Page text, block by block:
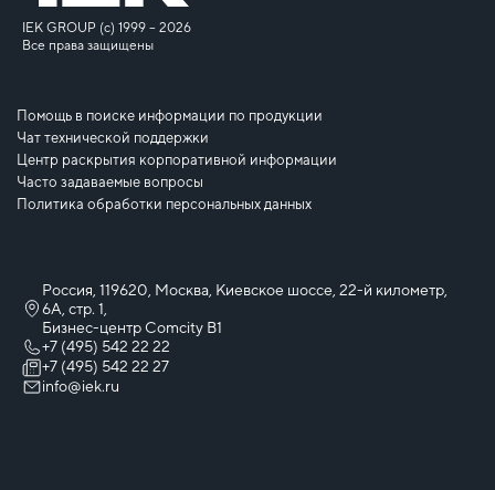
IEK GROUP (c) 1999 – 2026
Все права защищены
Помощь в поиске информации по продукции
Чат технической поддержки
Центр раскрытия корпоративной информации
Часто задаваемые вопросы
Политика обработки персональных данных
Россия, 119620, Москва, Киевское шоссе, 22-й километр,
6А, стр. 1,
Бизнес-центр Comcity B1
+7 (495) 542 22 22
+7 (495) 542 22 27
info@iek.ru